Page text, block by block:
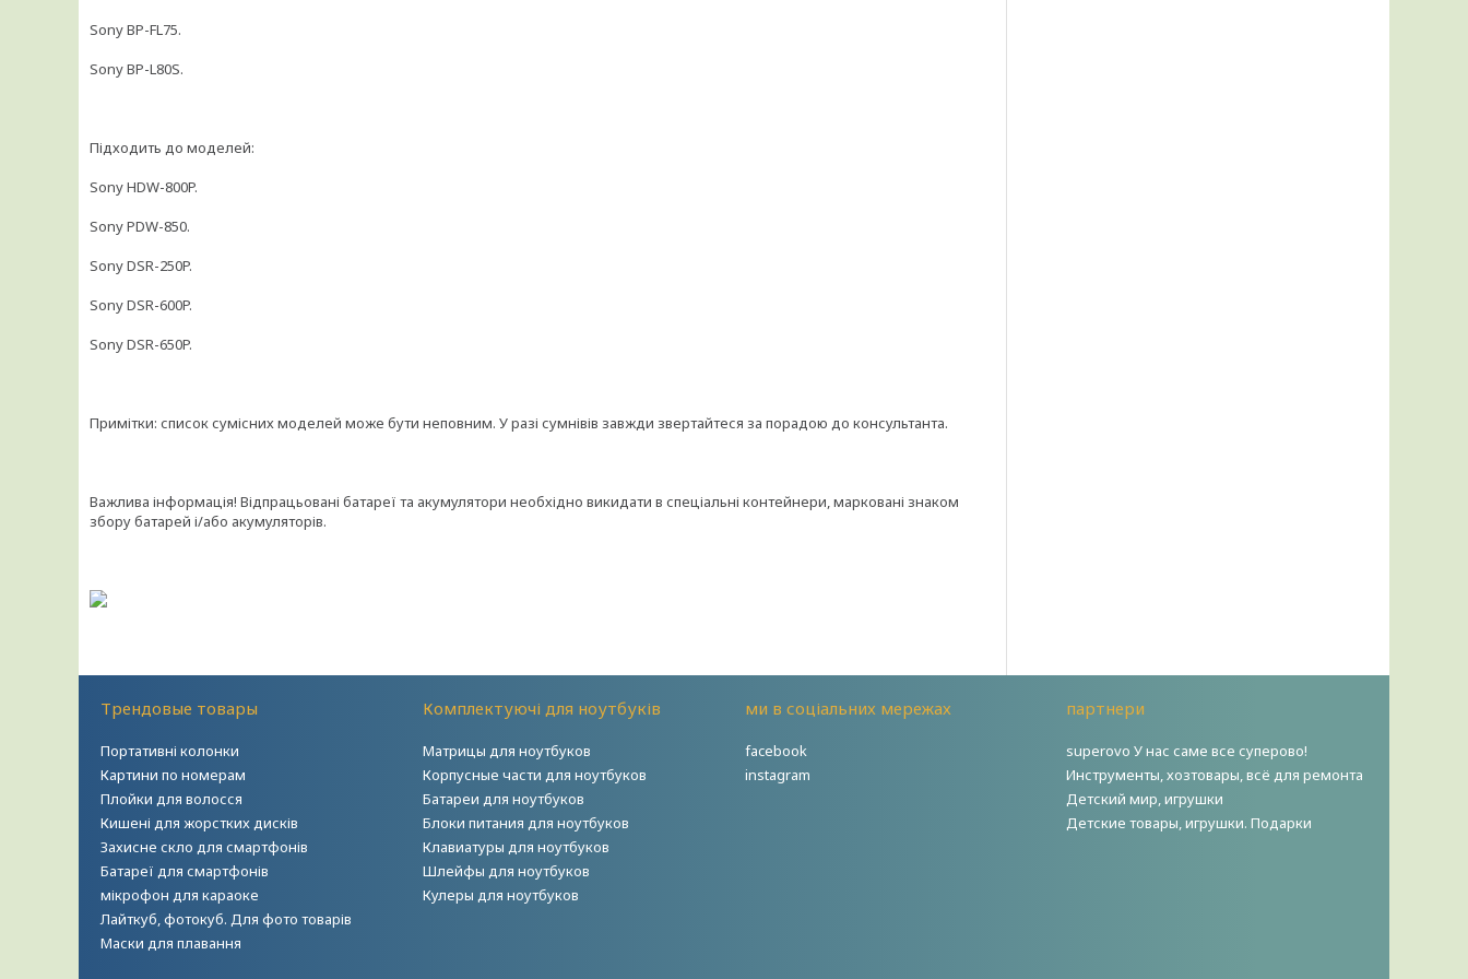
Sony BP-FL75.
Sony BP-L80S.
Підходить до моделей:
Sony HDW-800P.
Sony PDW-850.
Sony DSR-250P.
Sony DSR-600P.
Sony DSR-650P.
Примітки: список сумісних моделей може бути неповним. У разі сумнівів завжди звертайтеся за порадою до консультанта.
Важлива інформація! Відпрацьовані батареї та акумулятори необхідно викидати в спеціальні контейнери, марковані знаком
збору батарей і/або акумуляторів.
Трендовые товары
Портативні колонки
Картини по номерам
Плойки для волосся
Кишені для жорстких дисків
Захисне скло для смартфонів
Батареї для смартфонів
мікрофон для караоке
Лайткуб, фотокуб. Для фото товарів
Маски для плавання
Комплектуючі для ноутбуків
Матрицы для ноутбуков
Корпусные части для ноутбуков
Батареи для ноутбуков
Блоки питания для ноутбуков
Клавиатуры для ноутбуков
Шлейфы для ноутбуков
Кулеры для ноутбуков
ми в соціальних мережах
facebook
instagram
партнери
superovo У нас саме все суперово!
Инструменты, хозтовары, всё для ремонта
Детский мир, игрушки
Детские товары, игрушки. Подарки